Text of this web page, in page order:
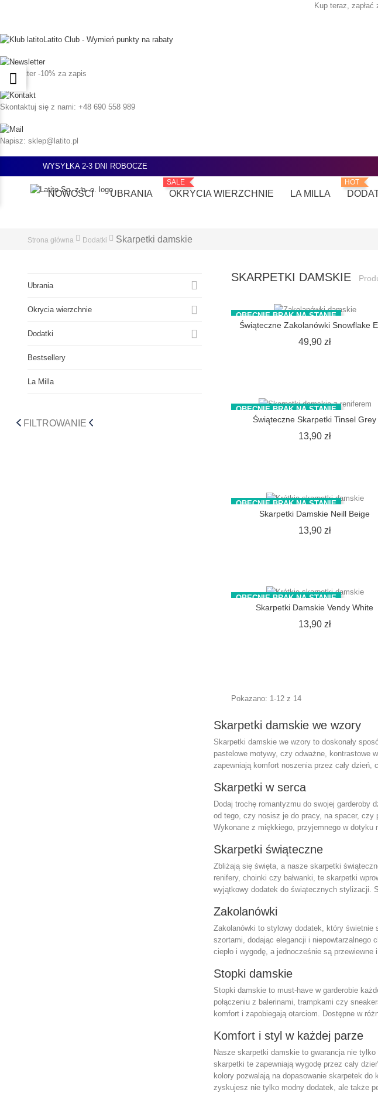
Kup teraz, zapłać
Latito Club - Wymień punkty na rabaty
Newsletter -10% za zapis
Skontaktuj się z nami: +48 690 558 989
Napisz: sklep@latito.pl
WYSYŁKA 2-3 DNI ROBOCZE
NOWOŚCI UBRANIA
SALE
OKRYCIA WIERZCHNIE LA MILLA
HOT
Strona główna Dodatki Skarpetki damskie
Ubrania 
Okrycia wierzchnie 
Dodatki 
Bestsellery
La Milla
SKARPETKI DAMSKIE
FILTROWANIE
OBECNIE BRAK NA STANIE
Świąteczne Zakolanówki Snowflake
49,90 złCena
OBECNIE BRAK NA STANIE
Świąteczne Skarpetki Tinsel Grey
13,90 złCena
OBECNIE BRAK NA STANIE
Skarpetki Damskie Neill Beige
13,90 złCena
OBECNIE BRAK NA STANIE
Skarpetki Damskie Vendy White
13,90 złCena
Pokazano: 1-12 z 14
Skarpetki damskie we wzory
Skarpetki damskie we wzory to doskonały
pastelowe motywy, czy odważne, kontrastowe
zapewniają komfort noszenia przez cały
Skarpetki w serca
Dodaj trochę romantyzmu do swojej garderoby
od tego, czy nosisz je do pracy, na spacer,
Wykonane z miękkiego, przyjemnego w dotyku
Skarpetki świąteczne
Zbliżają się święta, a nasze skarpetki
renifery, choinki czy bałwanki, te skarpetki
wyjątkowy dodatek do świątecznych stylizacji.
Zakolanówki
Zakolanówki to stylowy dodatek, który świetnie
szortami, dodając elegancji i niepowtarzalnego
ciepło i wygodę, a jednocześnie są
Stopki damskie
Stopki damskie to must-have w garderobie
połączeniu z balerinami, trampkami czy
komfort i zapobiegają otarciom. Dostępne w
Komfort i styl w każdej parze
Nasze skarpetki damskie to gwarancja nie
skarpetki te zapewniają wygodę przez cały
kolory pozwalają na dopasowanie skarpetek
zyskujesz nie tylko modny dodatek, ale także